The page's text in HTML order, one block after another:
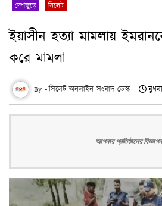
দেশজুড়ে সিলেট
ইয়াসীন হত্যা মামলায়
করে মামলা
সিলেট অনলাইন সংবাদ ডেস্ক
আপনার প্রতিষ্ঠানের